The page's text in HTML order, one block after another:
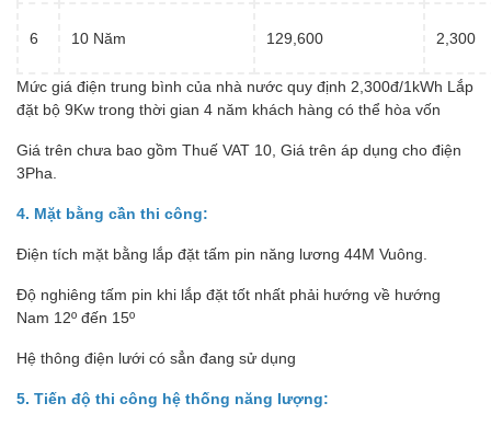
6 10 Năm 129,600 2,300
Mức giá điện trung bình của nhà nước quy định 2,300đ/1kWh Lắp
đặt bộ 9Kw trong thời gian 4 năm khách hàng có thể hòa vốn
Giá trên chưa bao gồm Thuế VAT 10, Giá trên áp dụng cho điện
3Pha.
4. Mặt bằng cần thi công:
Điện tích mặt bằng lắp đặt tấm pin năng lương 44M Vuông.
Độ nghiêng tấm pin khi lắp đặt tốt nhất phải hướng về hướng
Nam 12º đến 15º
Hệ thông điện lưới có sẳn đang sử dụng
5. Tiến độ thi công hệ thống năng lượng: